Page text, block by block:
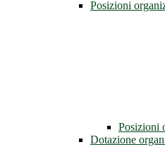
Posizioni
Posizioni
Dotazione